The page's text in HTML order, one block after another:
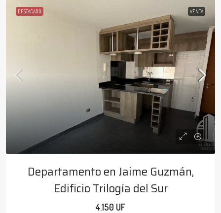
DESTACADO VENTA
Departamento en Jaime Guzmán,
Edificio Trilogía del Sur
4.150 UF